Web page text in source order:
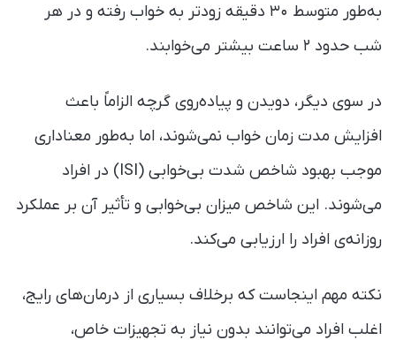
به‌طور متوسط ۳۰ دقیقه زودتر به خواب رفته و در هر
شب حدود ۲ ساعت بیشتر می‌خوابند.
در سوی دیگر، دویدن و پیاده‌روی گرچه الزاماً باعث
افزایش مدت زمان خواب نمی‌شوند، اما به‌طور معناداری
موجب بهبود شاخص شدت بی‌خوابی (ISI) در افراد
می‌شوند. این شاخص میزان بی‌خوابی و تأثیر آن بر عملکرد
روزانه‌ی افراد را ارزیابی می‌کند.
نکته مهم اینجاست که برخلاف بسیاری از درمان‌های رایج،
اغلب افراد می‌توانند بدون نیاز به تجهیزات خاص،